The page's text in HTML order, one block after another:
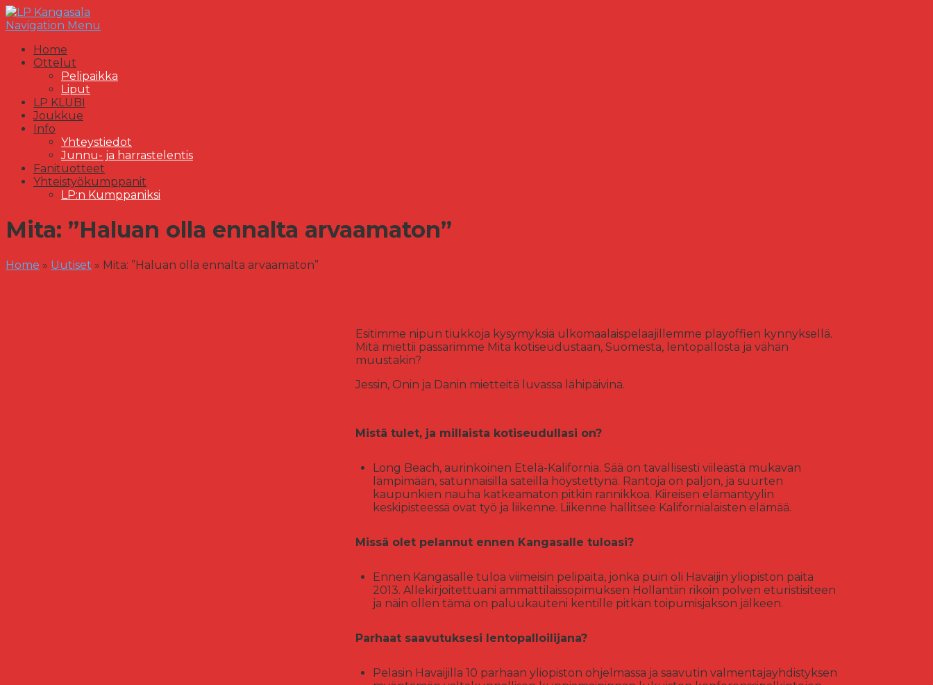
Navigation Menu
Home
Ottelut
Pelipaikka
Liput
LP KLUBI
Joukkue
Info
Yhteystiedot
Junnu- ja harrastelentis
Fanituotteet
Yhteistyökumppanit
LP:n Kumppaniksi
Mita: ”Haluan olla ennalta arvaamaton”
Home » Uutiset » Mita: ”Haluan olla ennalta arvaamaton”
Esitimme nipun tiukkoja kysymyksiä ulkomaalaispelaajillemme playoffien kynnyksellä.
Mitä miettii passarimme Mita kotiseudustaan, Suomesta, lentopallosta ja vähän
muustakin?
Jessin, Onin ja Danin mietteitä luvassa lähipäivinä.
Mistä tulet, ja millaista kotiseudullasi on?
Long Beach, aurinkoinen Etelä-Kalifornia. Sää on tavallisesti viileästä mukavan
lämpimään, satunnaisilla sateilla höystettynä. Rantoja on paljon, ja suurten
kaupunkien nauha katkeamaton pitkin rannikkoa. Kiireisen elämäntyylin
keskipisteessä ovat työ ja liikenne. Liikenne hallitsee Kalifornialaisten elämää.
Missä olet pelannut ennen Kangasalle tuloasi?
Ennen Kangasalle tuloa viimeisin pelipaita, jonka puin oli Havaijin yliopiston paita
2013. Allekirjoitettuani ammattilaissopimuksen Hollantiin rikoin polven eturistisiteen
ja näin ollen tämä on paluukauteni kentille pitkän toipumisjakson jälkeen.
Parhaat saavutuksesi lentopalloilijana?
Pelasin Havaijilla 10 parhaan yliopiston ohjelmassa ja saavutin valmentajayhdistyksen